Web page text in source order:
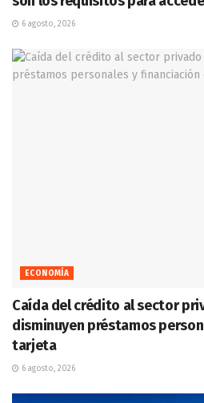
6 agosto, 2026
ECONOMÍA
Caída del crédito al sector
disminuyen préstamos
tarjeta
6 agosto, 2026